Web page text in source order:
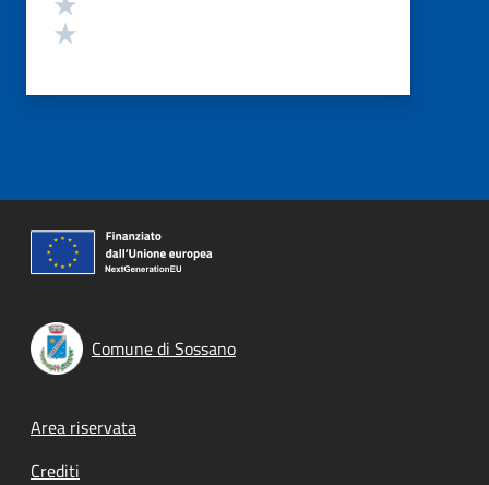
Comune di Sossano
Footer menu
Area riservata
Crediti